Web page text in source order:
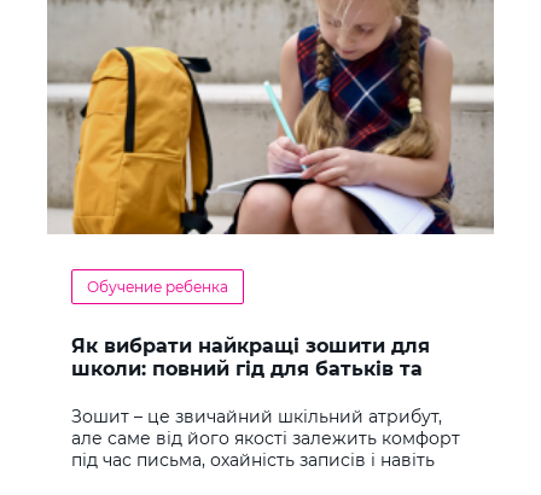
Обучение ребенка
Як вибрати найкращі зошити для
школи: повний гід для батьків та
Зошит – це звичайний шкільний атрибут,
але саме від його якості залежить комфорт
під час письма, охайність записів і навіть